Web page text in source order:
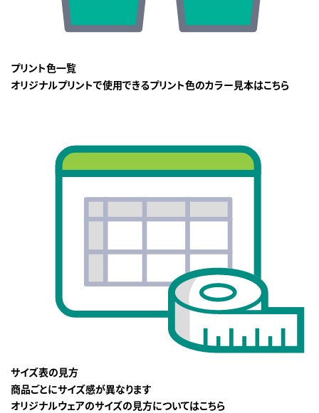
プリント色一覧
オリジナルプリントで使用できるプリント色のカラー見本はこちら
サイズ表の見方
商品ごとにサイズ感が異なります
オリジナルウェアのサイズの見方についてはこちら